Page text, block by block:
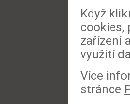
Když
cookies,
zařízení
využití
Více
stránce